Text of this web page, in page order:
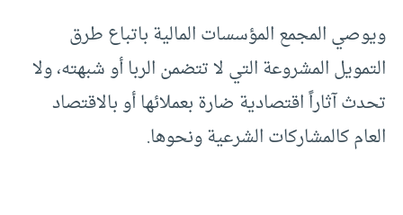
ويوصي المجمع المؤسسات المالية باتباع طرق
التمويل المشروعة التي لا تتضمن الربا أو شبهته، ولا
تحدث آثاراً اقتصادية ضارة بعملائها أو بالاقتصاد
العام كالمشاركات الشرعية ونحوها.